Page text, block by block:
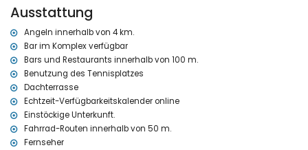
Empfangsdienst
Private Einrichtungen und Dienstleistungen gegen Aufpreis
Internet (WiFi)
Zentralheizung und Klimaanlage
Gemeinschaftliche Einrichtungen/Dienstleistungen gegen
Aufpreis
Tennisplatz
Unterhaltungs- und Freizeitaktivitäten für Ihren Urlaub in
Moraira, Costa Blanca
Ausstattung
Angeln innerhalb von 4 km.
Bar im Komplex verfügbar
Bars und Restaurants innerhalb von 100 m.
Benutzung des Tennisplatzes
Dachterrasse
Echtzeit-Verfügbarkeitskalender online
Einstöckige Unterkunft.
Fahrrad-Routen innerhalb von 50 m.
Fernseher